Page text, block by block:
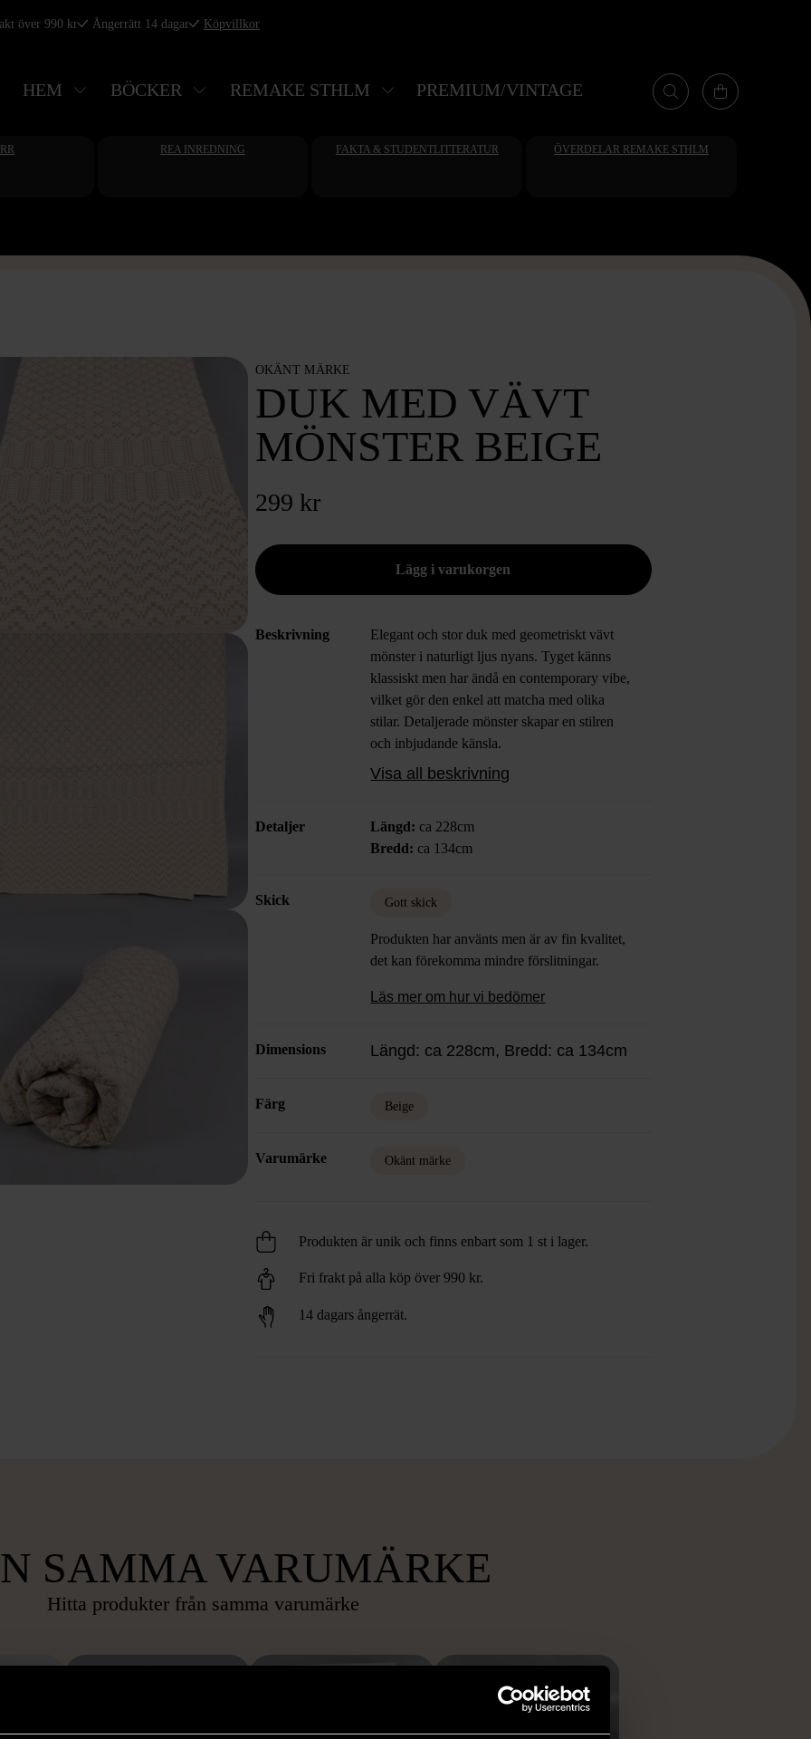
över 990 kr Ångerrätt 14 dagar Köpvillkor
HEM BÖCKER REMAKE STHLM PREMIUM/VINTAGE
REA INREDNING FAKTA & STUDENTLITTERATUR ÖVERDELAR REMAKE STHLM
OKÄNT MÄRKE
DUK MED VÄVT
MÖNSTER BEIGE
299 kr
Beskrivning
Elegant och stor duk med geometriskt vävt
mönster i naturligt ljus nyans. Tyget känns
klassiskt men har ändå en contemporary vibe,
vilket gör den enkel att matcha med olika
stilar. Detaljerade mönster skapar en stilren
och inbjudande känsla.
Mindre fläck (bild 5), Gott skick i
Visa all beskrivning
Detaljer Längd: ca 228cm
Bredd: ca 134cm
Skick Gott skick
Produkten har använts men är av fin kvalitet,
det kan förekomma mindre förslitningar.
Läs mer om hur vi bedömer
Dimensions Längd: ca 228cm, Bredd: ca 134cm
Färg Beige
Varumärke Okänt märke
Produkten är unik och finns enbart som 1 st i lager.
Fri frakt på alla köp över 990 kr.
14 dagars ångerrät.
SAMMA VARUMÄRKE
Hitta produkter från samma varumärke